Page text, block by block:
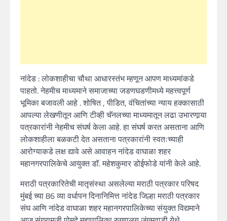
नांदेड : लोकशाहीचा चौथा आधारस्तंभ म्हणून आपण माध्यमांकडे
पाहतो. नेहमीच माध्यमाने समाजाच्या जडणघडणीमध्ये महत्त्वपूर्ण
भूमिका बजावली आहे . शोषित , पीडित, वंचितांच्या न्याय हक्कासाठी
आपल्या लेखणीतून आणि टीव्ही चॅनलच्या माध्यमातून लढा उभारणार्‍या
पत्रकारांनी नेहमीच संघर्ष केला आहे. हा संघर्ष करत असताना आणि
लोकशाहीला बळकटी देत असताना पत्रकारांनी स्वतःच्याही
आरोग्याकडे लक्ष द्यावे असे आवाहन नांदेड वाघाळा शहर
महानगरपालिकेचे आयुक्त डॉ. महेशकुमार डोईफोडे यांनी केले आहे.
मराठी पत्रकारितेची मातृसंस्था असलेल्या मराठी पत्रकार परिषद
मुंबई च्या 86 व्या वर्धापन दिनानिमित्त नांदेड जिल्हा मराठी पत्रकार
संघ आणि नांदेड वाघाळा शहर महानगरपालिकेच्या संयुक्त विद्यमाने